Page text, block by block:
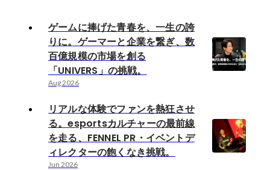
ゲームに捧げた青春を、一生の誇
りに。ゲーマーと企業を繋ぎ、数
百億規模の市場を創る
「UNIVERS」の挑戦。
Aug 2026
リアルな体験でファンを熱狂させ
る。esportsカルチャーの最前線
を走る、FENNEL PR・イベントデ
ィレクターの飽くなき挑戦。
Jun 2026